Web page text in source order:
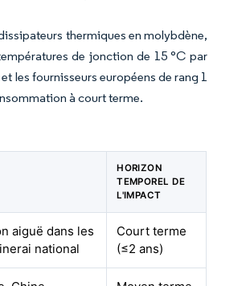
thermiques en molybdène,
de jonction de 15 °C par
les fournisseurs européens de rang 1
à court terme.
HORIZON
TEMPOREL DE
L'IMPACT
aiguë dans les
national
Court terme
(≤2 ans)